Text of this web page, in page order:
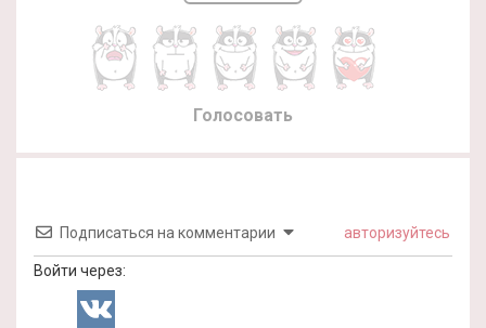
Голосовать
Подписаться на комментарии авторизуйтесь
Войти через: